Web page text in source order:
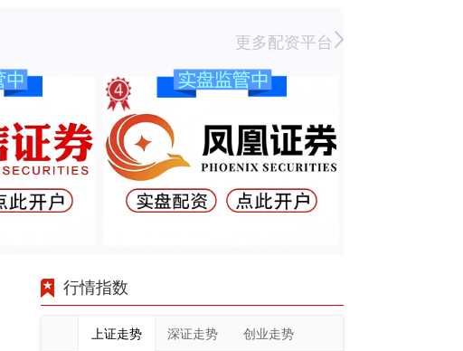
更多配资平台
行情指数
上证走势 深证走势 创业走势